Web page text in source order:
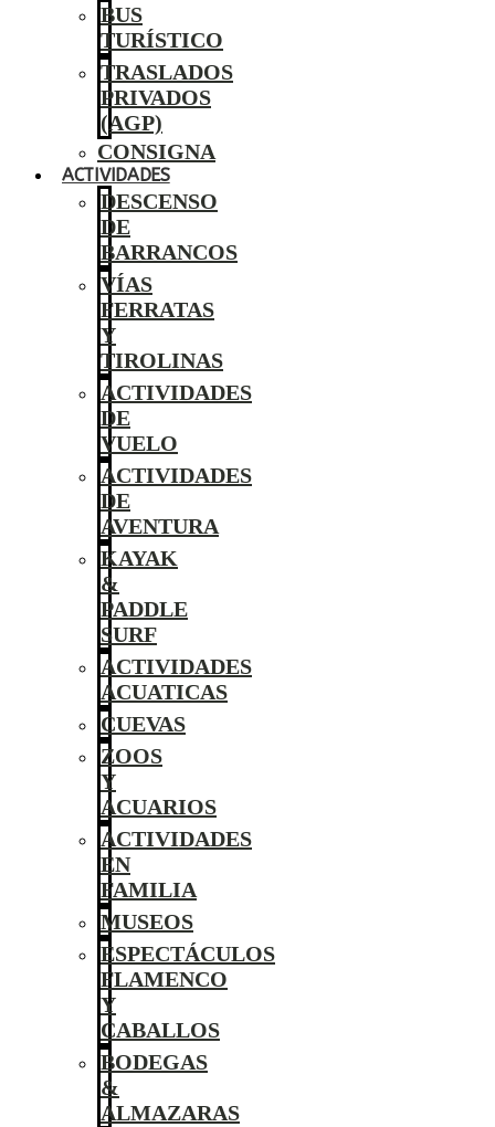
BUS
TURÍSTICO
TRASLADOS
PRIVADOS
(AGP)
CONSIGNA
ACTIVIDADES
DESCENSO
DE
BARRANCOS
VÍAS
FERRATAS
Y
TIROLINAS
ACTIVIDADES
DE
VUELO
ACTIVIDADES
DE
AVENTURA
KAYAK
&
PADDLE
SURF
ACTIVIDADES
ACUATICAS
CUEVAS
ZOOS
Y
ACUARIOS
ACTIVIDADES
EN
FAMILIA
MUSEOS
ESPECTÁCULOS
FLAMENCO
Y
CABALLOS
BODEGAS
&
ALMAZARAS